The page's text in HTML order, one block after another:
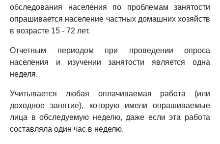
обследования населения по проблемам занятости
опрашивается население частных домашних хозяйств
в возрасте 15 - 72 лет.
Отчетным периодом при проведении опроса
населения и изучении занятости является одна
неделя.
Учитывается любая оплачиваемая работа (или
доходное занятие), которую имели опрашиваемые
лица в обследуемую неделю, даже если эта работа
составляла один час в неделю.